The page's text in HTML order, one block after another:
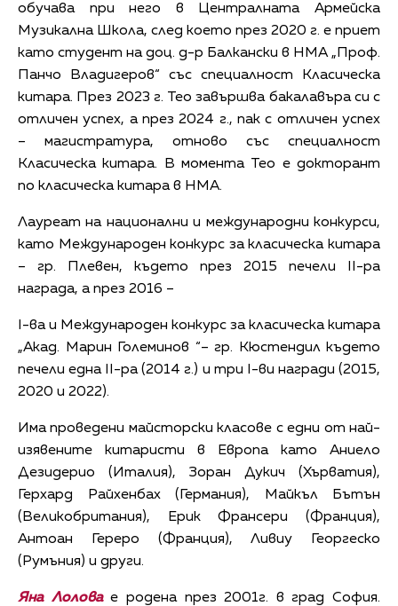
обучава при него в Централната Армейска
Музикална Школа, след което през 2020 г. е приет
като студент на доц. д-р Балкански в НМА „Проф.
Панчо Владигеров“ със специалност Класическа
китара. През 2023 г. Тео завършва бакалавъра си с
отличен успех, а през 2024 г., пак с отличен успех
– магистратура, отново със специалност
Класическа китара. В момента Тео е докторант
по класическа китара в НМА.
Лауреат на национални и международни конкурси,
като Международен конкурс за класическа китара
– гр. Плевен, където през 2015 печели II-ра
награда, а през 2016 –
I-ва и Международен конкурс за класическа китара
„Акад. Марин Големинов “– гр. Кюстендил където
печели една II-ра (2014 г.) и три I-ви награди (2015,
2020 и 2022).
Има проведени майсторски класове с едни от най-
изявените китаристи в Европа като Аниело
Дезидерио (Италия), Зоран Дукич (Хърватия),
Герхард Райхенбах (Германия), Майкъл Бътън
(Великобритания), Ерик Франсери (Франция),
Антоан Гереро (Франция), Ливиу Георгеско
(Румъния) и други.
Яна Лоловае родена през 2001г. в град София.